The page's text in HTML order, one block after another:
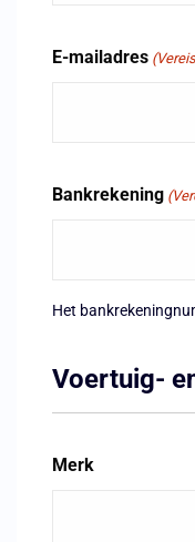
E-mailadres
Bankrekening
Het
Voertuig-
Merk